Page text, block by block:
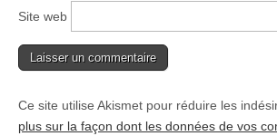
Site web
Ce site utilise Akismet pour réduire les
plus sur la façon dont les données de vos